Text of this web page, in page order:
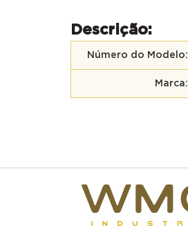
Descrição:
Número do Modelo:
Marca: